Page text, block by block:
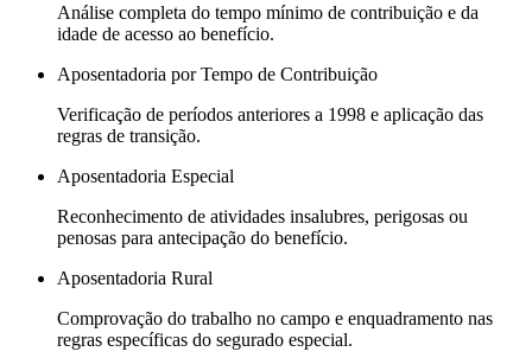
Análise completa do tempo mínimo de contribuição e da
idade de acesso ao benefício.
Aposentadoria por Tempo de Contribuição
Verificação de períodos anteriores a 1998 e aplicação das
regras de transição.
Aposentadoria Especial
Reconhecimento de atividades insalubres, perigosas ou
penosas para antecipação do benefício.
Aposentadoria Rural
Comprovação do trabalho no campo e enquadramento nas
regras específicas do segurado especial.